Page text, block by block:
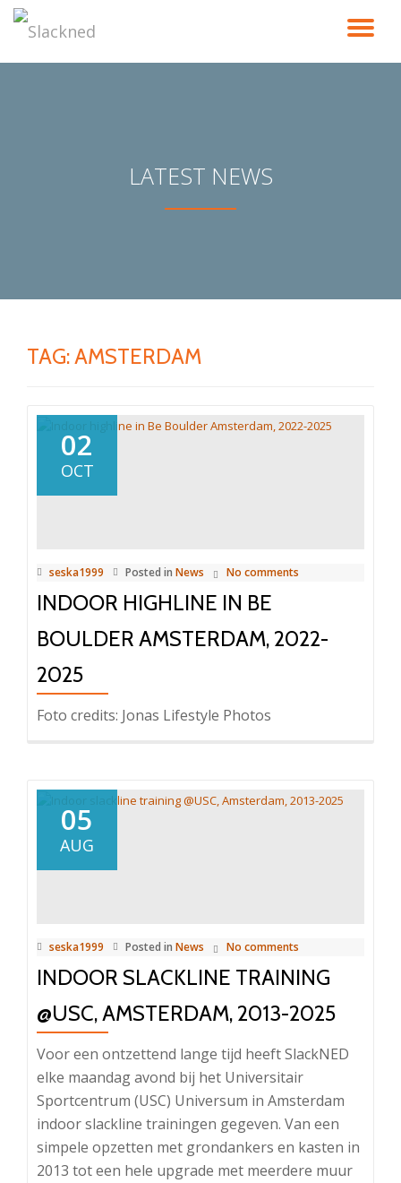
to
LATEST NEWS
TAG:AMSTERDAM
02
OCT
seska1999 Posted in News No comments
INDOOR HIGHLINE IN BE
BOULDER AMSTERDAM, 2022-
2025
Foto credits: Jonas Lifestyle Photos
05
AUG
seska1999 Posted in News No comments
INDOOR SLACKLINE TRAINING
@USC, AMSTERDAM, 2013-2025
Voor een ontzettend lange tijd heeft SlackNED
elke maandag avond bij het Universitair
Sportcentrum (USC) Universum in Amsterdam
indoor slackline trainingen gegeven. Van een
simpele opzetten met grondankers en kasten in
2013 tot een hele upgrade met meerdere muur